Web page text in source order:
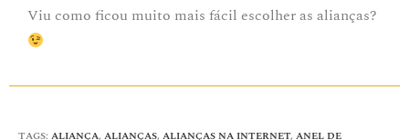
Viu como ficou muito mais fácil escolher as alianças?
TAGS: ALIANÇA, ALIANÇAS, ALIANÇAS NA INTERNET, ANEL DE